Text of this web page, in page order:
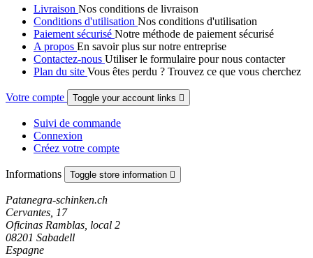
Livraison Nos conditions de livraison
Conditions d'utilisation Nos conditions d'utilisation
Paiement sécurisé Notre méthode de paiement sécurisé
A propos En savoir plus sur notre entreprise
Contactez-nous Utiliser le formulaire pour nous contacter
Plan du site Vous êtes perdu ? Trouvez ce que vous cherchez
Votre compte Toggle your account links 
Suivi de commande
Connexion
Créez votre compte
Informations Toggle store information 
Patanegra-schinken.ch
Cervantes, 17
Oficinas Ramblas, local 2
08201 Sabadell
Espagne